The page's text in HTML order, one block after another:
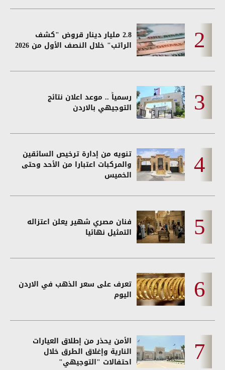
2.8 مليار دينار قروض "كشف
الراتب" خلال النصف الأول من 2026
رسمياً .. موعد اعلان نتائج
التوجيهي بالاردن
تنويه من إدارة ترخيص السائقين
والمركبات اعتبارا من الأحد وحتى
الخميس
فنان مصري شهير يعلن اعتزاله
التمثيل نهائيا
تعرف على سعر الذهب في الاردن
اليوم
الأمن يحذر من إطلاق العيارات
النارية وإغلاق الطرق خلال
احتفالات "التوجيهي"